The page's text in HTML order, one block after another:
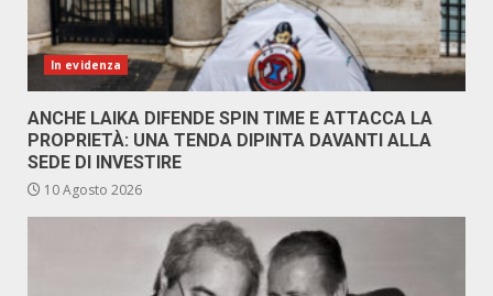
In evidenza
ANCHE LAIKA DIFENDE SPIN TIME E ATTACCA LA
PROPRIETÀ: UNA TENDA DIPINTA DAVANTI ALLA
SEDE DI INVESTIRE
10 Agosto 2026